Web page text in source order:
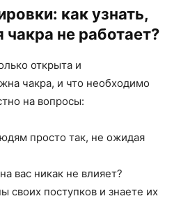
как узнать,
не работает?
открыта и
чакра, и что необходимо
на вопросы:
просто так, не ожидая
вас никак не влияет?
своих поступков и знаете их